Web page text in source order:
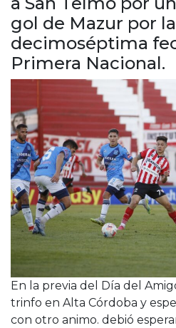
Cruz del
Corredor de
La Carlota
Laboulaye
Bell Ville
Río
gol de Mazur por la
decimoséptima
Primera Nacional.
En la previa del Día del
trinfo en Alta Córdoba y
con otro animo. debió